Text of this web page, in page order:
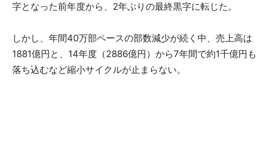
字となった前年度から、2年ぶりの最終黒字に転じた。
しかし、年間40万部ペースの部数減少が続く中、売上高は
1881億円と、14年度（2886億円）から7年間で約1千億円も
落ち込むなど縮小サイクルが止まらない。